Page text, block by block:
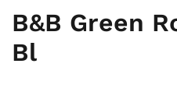
B&B Green
Bl